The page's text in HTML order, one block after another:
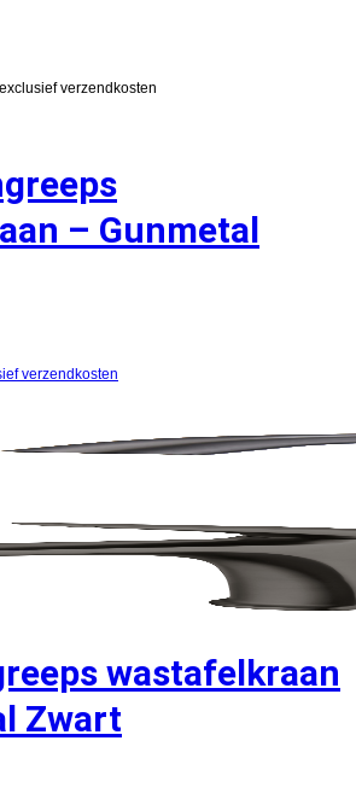
verzendkosten
– Gunmetal
verzendkosten
wastafelkraan
Zwart